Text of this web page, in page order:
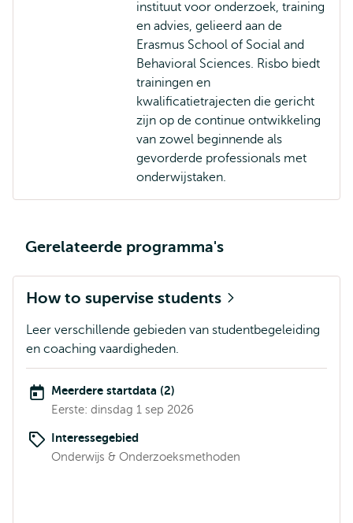
instituut voor onderzoek, training
en advies, gelieerd aan de
Erasmus School of Social and
Behavioral Sciences. Risbo biedt
trainingen en
kwalificatietrajecten die gericht
zijn op de continue ontwikkeling
van zowel beginnende als
gevorderde professionals met
onderwijstaken.
Gerelateerde programma's
How to supervise students
Leer verschillende gebieden van studentbegeleiding
en coaching vaardigheden.
Meerdere startdata (2)
Eerste: dinsdag 1 sep 2026
Interessegebied
Onderwijs & Onderzoeksmethoden